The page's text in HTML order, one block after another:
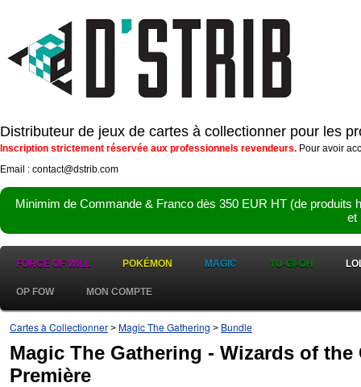
Distributeur de jeux de cartes à collectionner pour les
Inscription strictement réservée aux professionnels revendeurs. Pour avoir
Email : contact@dstrib.com
Minimim de Commande & Franco dès 350 EUR HT (de
et
FORCE OF WILL POKÉMON MAGIC YU-GI-OH
OP FOW MON COMPTE
Cartes à Collectionner > Magic The Gathering > Bundle
Magic The Gathering - Wizards of
Première